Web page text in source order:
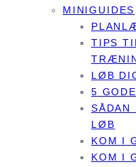
MINIGUIDES
TIPS
LØB
5
SÅDAN
LØB
KOM I
KOM I